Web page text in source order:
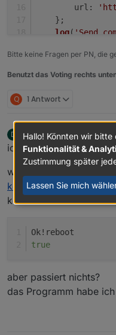
url :
    };
log( 'Send
log(
        }
}
Bitte keine Fragen per PN, die
Benutzt das Voting rechts
Q 1 Antwort
D
Offline
dos1973schrieb am 17.
zuletzt editiert
ich versuche mich
wenn ich im browser "
key=reboot" eingebe
kommt als Antwort
Ok!reboot
true
aber passiert nichts?
das Programm habe
Hallo! Könnten wir
Funktionalität &
Zustimmung später
Lassen Sie mich